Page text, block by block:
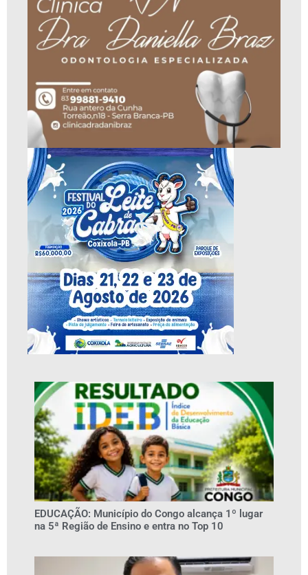
EDUCAÇÃO: Município do Congo alcança 1º lugar
na 5ª Região de Ensino e entra no Top 10